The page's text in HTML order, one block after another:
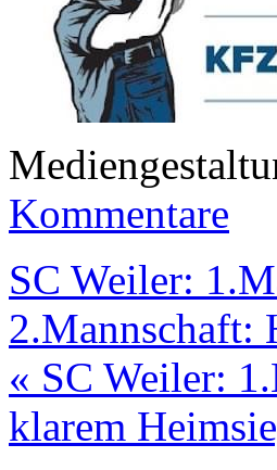
Kommentare
SC Weiler:
2.Mannschaft:
« SC Weiler:
klarem